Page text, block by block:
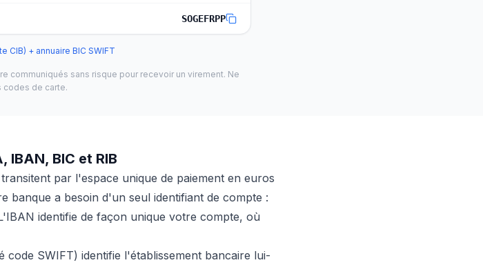
SOGEFRPP
CIB) + annuaire BIC SWIFT
communiqués sans risque pour recevoir un virement. Ne
codes de carte.
IBAN, BIC et RIB
par l'espace unique de paiement en euros
banque a besoin d'un seul identifiant de compte :
identifie de façon unique votre compte, où
code SWIFT) identifie l'établissement bancaire lui-